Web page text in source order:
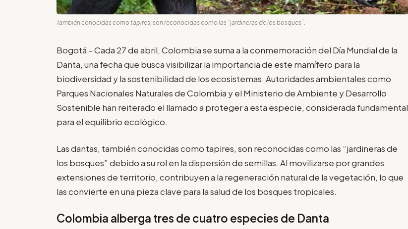
También conocidas como tapires, son reconocidas como las “jardineras de los bosques”.
Bogotá – Cada 27 de abril, Colombia se suma a la conmemoración del Día Mundial de la
Danta, una fecha que busca visibilizar la importancia de este mamífero para la
biodiversidad y la sostenibilidad de los ecosistemas. Autoridades ambientales como
Parques Nacionales Naturales de Colombia y el Ministerio de Ambiente y Desarrollo
Sostenible han reiterado el llamado a proteger a esta especie, considerada fundamental
para el equilibrio ecológico.
Las dantas, también conocidas como tapires, son reconocidas como las “jardineras de
los bosques” debido a su rol en la dispersión de semillas. Al movilizarse por grandes
extensiones de territorio, contribuyen a la regeneración natural de la vegetación, lo que
las convierte en una pieza clave para la salud de los bosques tropicales.
Colombia alberga tres de cuatro especies de Danta